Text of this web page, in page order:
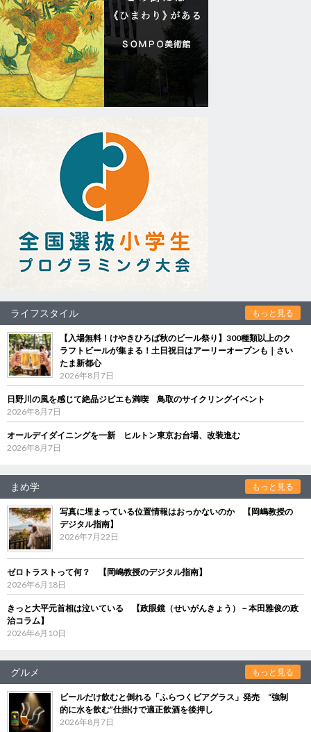
ライフスタイル もっと見る
【入場無料！けやきひろば秋のビール祭り】300種類以上のク
ラフトビールが集まる！土日祝日はアーリーオープンも｜さい
たま新都心
2026年8月7日
日野川の風を感じて絶品ジビエも満喫 鳥取のサイクリングイベント
2026年8月7日
オールデイダイニングを一新 ヒルトン東京お台場、改装進む
2026年8月7日
まめ学 もっと見る
写真に埋まっている位置情報はおっかないのか 【岡嶋教授の
デジタル指南】
2026年7月22日
ゼロトラストって何？ 【岡嶋教授のデジタル指南】
2026年6月18日
きっと大平元首相は泣いている 【政眼鏡（せいがんきょう）－本田雅俊の政
治コラム】
2026年6月10日
グルメ もっと見る
ビールだけ飲むと倒れる「ふらつくビアグラス」発売 “強制
的に水を飲む”仕掛けで適正飲酒を後押し
2026年8月7日